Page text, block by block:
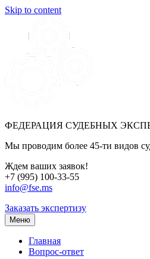
Skip to content
ФЕДЕРАЦИЯ СУДЕБНЫХ
Мы проводим более 45-ти видов
Ждем ваших заявок!
+7 (995) 100-33-55
info@fse.ms
Заказать экспертизу
Меню
Главная
Вопрос-ответ